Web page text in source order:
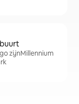
zijnMillennium